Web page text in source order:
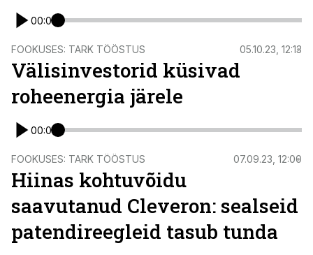
00:00
FOOKUSES: TARK TÖÖSTUS 05.10.23, 12:13
Välisinvestorid küsivad
roheenergia järele
00:00
FOOKUSES: TARK TÖÖSTUS 07.09.23, 12:00
Hiinas kohtuvõidu
saavutanud Cleveron: sealseid
patendireegleid tasub tunda